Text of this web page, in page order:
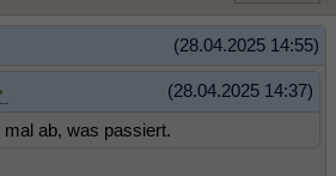
(28.04.2025 14:55)
(28.04.2025 14:37)
mal ab, was passiert.